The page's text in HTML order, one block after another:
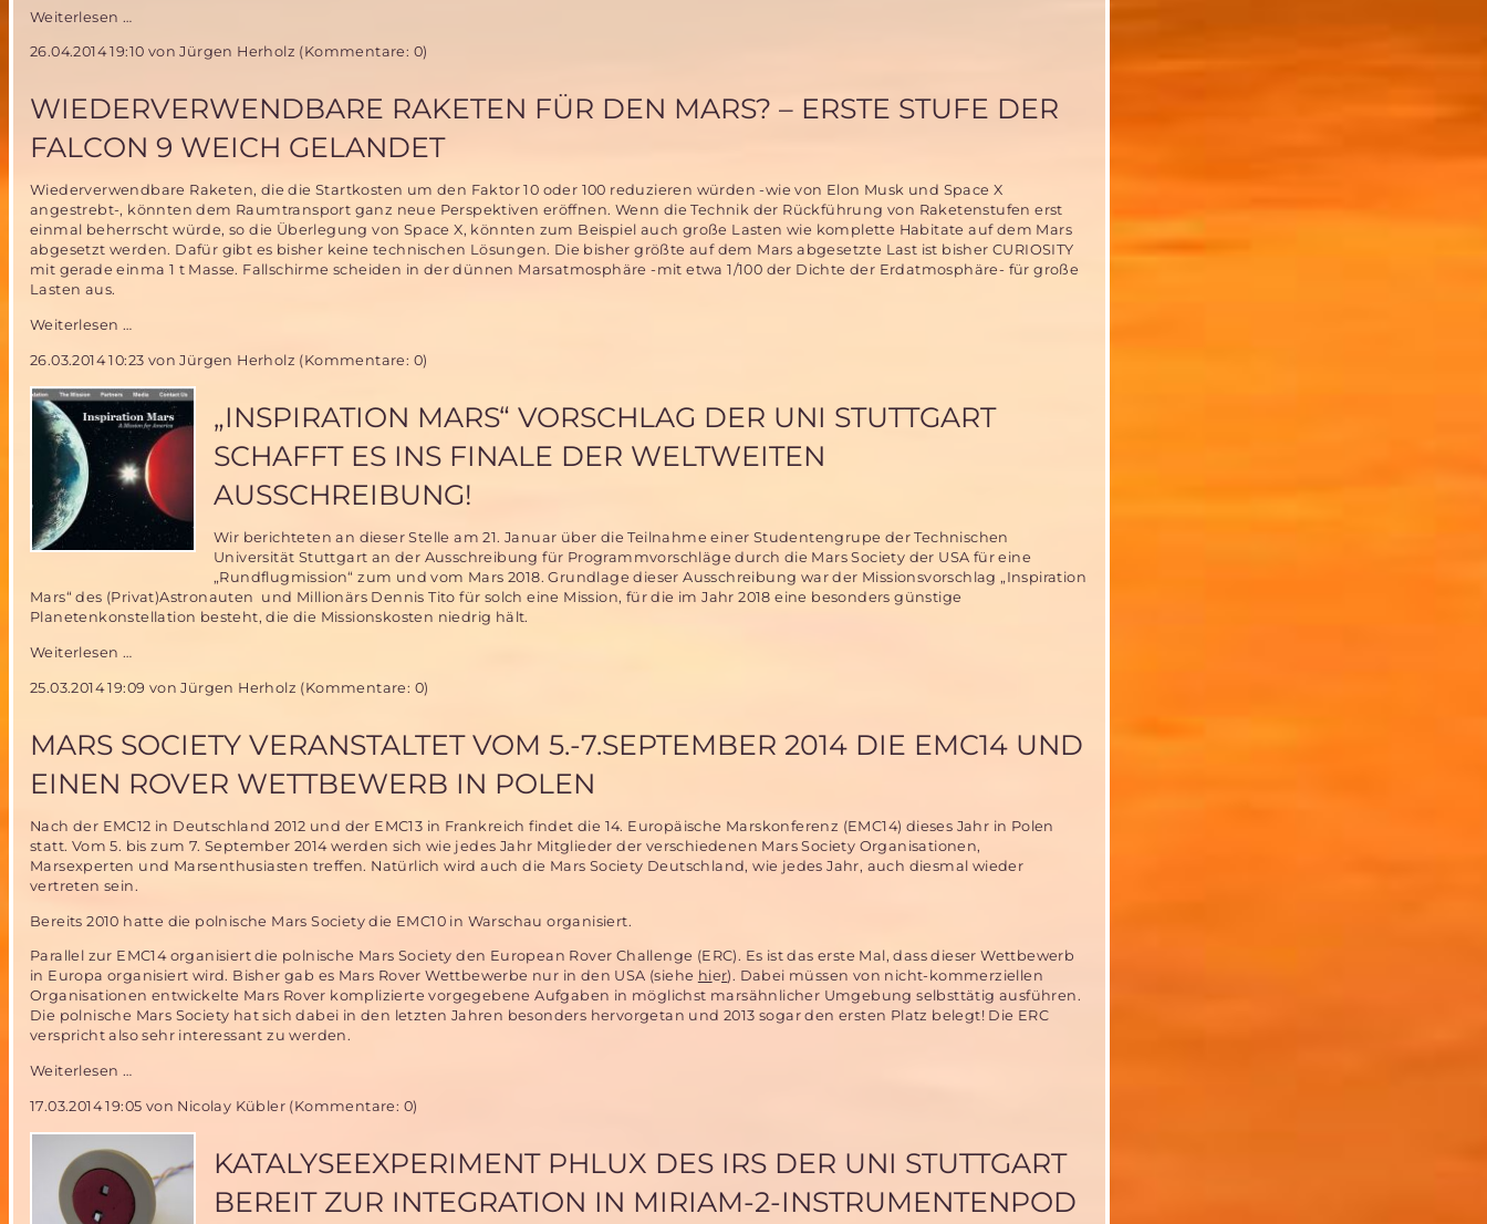
Weiterlesen …
Start
Low-
Density
Supersonic
Decelerator
vor
26.04.2014 19:10 von Jürgen Herholz (Kommentare: 0)
WIEDERVERWENDBARE RAKETEN FÜR DEN MARS? – ERSTE STUFE DER
FALCON 9 WEICH GELANDET
Wiederverwendbare Raketen, die die Startkosten um den Faktor 10 oder 100 reduzieren würden -wie von Elon Musk und Space X
angestrebt-, könnten dem Raumtransport ganz neue Perspektiven eröffnen. Wenn die Technik der Rückführung von Raketenstufen erst
einmal beherrscht würde, so die Überlegung von Space X, könnten zum Beispiel auch große Lasten wie komplette Habitate auf dem Mars
abgesetzt werden. Dafür gibt es bisher keine technischen Lösungen. Die bisher größte auf dem Mars abgesetzte Last ist bisher CURIOSITY
mit gerade einma 1 t Masse. Fallschirme scheiden in der dünnen Marsatmosphäre -mit etwa 1/100 der Dichte der Erdatmosphäre- für große
Lasten aus.
Weiterlesen …
für
den
Mars?
–
erste
Stufe
der
Falcon
weich
26.03.2014 10:23 von Jürgen Herholz (Kommentare: 0)
„INSPIRATION MARS“ VORSCHLAG DER UNI STUTTGART
SCHAFFT ES INS FINALE DER WELTWEITEN
AUSSCHREIBUNG!
Wir berichteten an dieser Stelle am 21. Januar über die Teilnahme einer Studentengrupe der Technischen
Universität Stuttgart an der Ausschreibung für Programmvorschläge durch die Mars Society der USA für eine
„Rundflugmission“ zum und vom Mars 2018. Grundlage dieser Ausschreibung war der Missionsvorschlag „Inspiration
Mars“ des (Privat)Astronauten und Millionärs Dennis Tito für solch eine Mission, für die im Jahr 2018 eine besonders günstige
Planetenkonstellation besteht, die die Missionskosten niedrig hält.
Weiterlesen …
Vorschlag
Stuttgart
schafft
es
Finale
der
weltweiten
Ausschreibung!
25.03.2014 19:09 von Jürgen Herholz (Kommentare: 0)
MARS SOCIETY VERANSTALTET VOM 5.-7.SEPTEMBER 2014 DIE EMC14 UND
EINEN ROVER WETTBEWERB IN POLEN
Nach der EMC12 in Deutschland 2012 und der EMC13 in Frankreich findet die 14. Europäische Marskonferenz (EMC14) dieses Jahr in Polen
statt. Vom 5. bis zum 7. September 2014 werden sich wie jedes Jahr Mitglieder der verschiedenen Mars Society Organisationen,
Marsexperten und Marsenthusiasten treffen. Natürlich wird auch die Mars Society Deutschland, wie jedes Jahr, auch diesmal wieder
vertreten sein.
Bereits 2010 hatte die polnische Mars Society die EMC10 in Warschau organisiert.
Parallel zur EMC14 organisiert die polnische Mars Society den European Rover Challenge (ERC). Es ist das erste Mal, dass dieser Wettbewerb
in Europa organisiert wird. Bisher gab es Mars Rover Wettbewerbe nur in den USA (siehe hier). Dabei müssen von nicht-kommerziellen
Organisationen entwickelte Mars Rover komplizierte vorgegebene Aufgaben in möglichst marsähnlicher Umgebung selbsttätig ausführen.
Die polnische Mars Society hat sich dabei in den letzten Jahren besonders hervorgetan und 2013 sogar den ersten Platz belegt! Die ERC
verspricht also sehr interessant zu werden.
Weiterlesen …
veranstaltet
vom
5.-7.September
2014
die
EMC14
17.03.2014 19:05 von Nicolay Kübler (Kommentare: 0)
KATALYSEEXPERIMENT PHLUX DES IRS DER UNI STUTTGART
BEREIT ZUR INTEGRATION IN MIRIAM-2-INSTRUMENTENPOD